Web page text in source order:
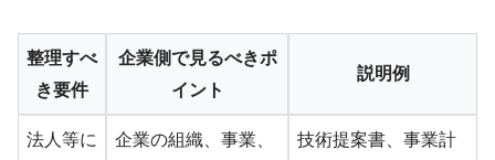
整理すべ
き要件
企業側で見るべきポ
イント
説明例
法人等に
企業の組織、事業、
技術提案書、事業計